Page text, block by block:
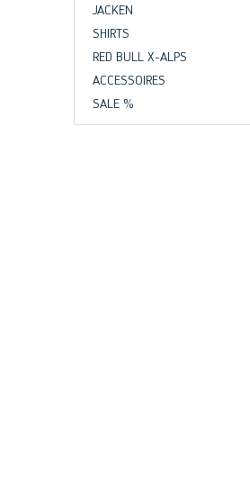
JACKEN
SHIRTS
RED BULL X-ALPS
ACCESSOIRES
SALE %